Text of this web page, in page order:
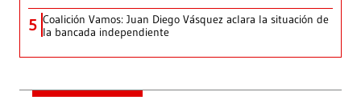
5 Coalición Vamos: Juan Diego Vásquez aclara la situación de
la bancada independiente